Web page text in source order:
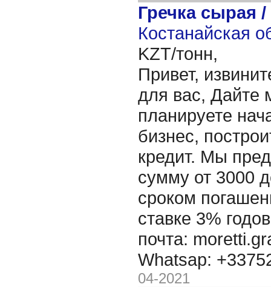
Гречка сырая /
Костанайская
KZT/тонн,
Привет,
для вас, Дайте
планируете
бизнес,
кредит. Мы
сумму от 3000
сроком
ставке 3%
почта:
Whatsap:
04-2021